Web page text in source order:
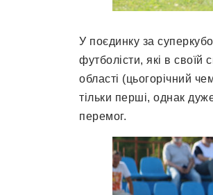
У поєдинку за
футболісти, які в своїй
області (цьогорічний
тільки перші, однак
перемог.